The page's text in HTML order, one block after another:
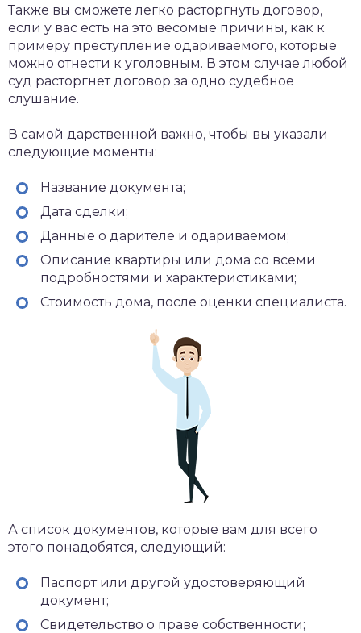
Также вы сможете легко расторгнуть договор,
если у вас есть на это весомые причины, как к
примеру преступление одариваемого, которые
можно отнести к уголовным. В этом случае любой
суд расторгнет договор за одно судебное
слушание.
В самой дарственной важно, чтобы вы указали
следующие моменты:
Название документа;
Дата сделки;
Данные о дарителе и одариваемом;
Описание квартиры или дома со всеми
подробностями и характеристиками;
Стоимость дома, после оценки специалиста.
А список документов, которые вам для всего
этого понадобятся, следующий:
Паспорт или другой удостоверяющий
документ;
Свидетельство о праве собственности;